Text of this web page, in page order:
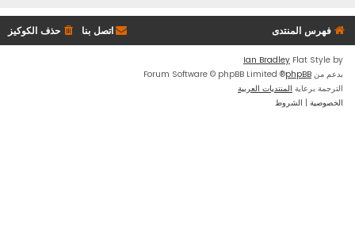
فهرس المنتدى حذف الكوكيز اتصل بنا
Flat Style by
Ian Bradley
بدعم من phpBB
® Forum Software © phpBB Limited
الترجمة برعاية المنتديات العربية
الخصوصية | الشروط